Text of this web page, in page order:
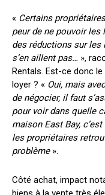
« Certains
peur de ne pouvoir les
des réductions sur
s’en aillent pas… »,
Rentals. Est-ce donc
loyer ? « Oui, mais
de négocier, il faut
pour voir dans quelle
maison East Bay,
les propriétaires
problème ».
Côté achat, impact